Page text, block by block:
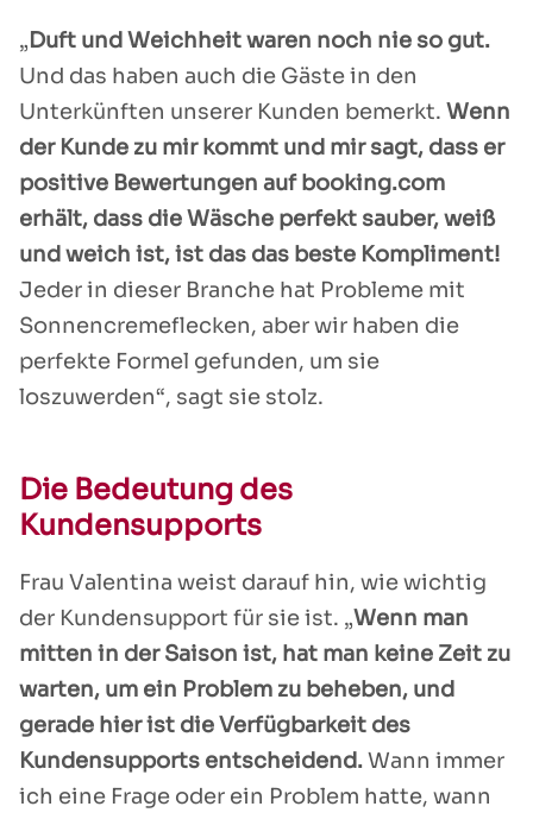
„ Duft und Weichheit waren noch nie so gut.
Und das haben auch die Gäste in den
Unterkünften unserer Kunden bemerkt. Wenn
der Kunde zu mir kommt und mir sagt, dass er
positive Bewertungen auf booking.com
erhält, dass die Wäsche perfekt sauber, weiß
und weich ist, ist das das beste Kompliment!
Jeder in dieser Branche hat Probleme mit
Sonnencremeflecken, aber wir haben die
perfekte Formel gefunden, um sie
loszuwerden“, sagt sie stolz.
Die Bedeutung des
Kundensupports
Frau Valentina weist darauf hin, wie wichtig
der Kundensupport für sie ist. „Wenn man
mitten in der Saison ist, hat man keine Zeit zu
warten, um ein Problem zu beheben, und
gerade hier ist die Verfügbarkeit des
Kundensupports entscheidend.Wann immer
ich eine Frage oder ein Problem hatte, wann